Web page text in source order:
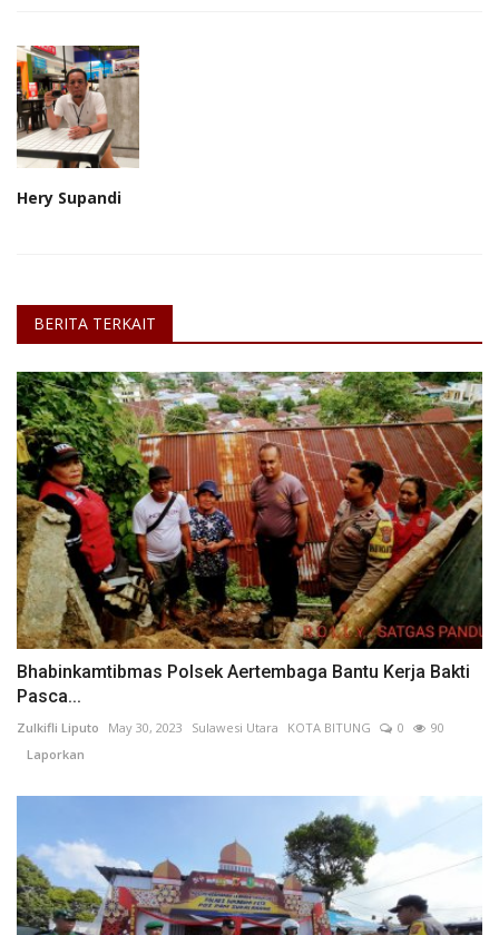
Hery Supandi
BERITA TERKAIT
Bhabinkamtibmas Polsek Aertembaga Bantu Kerja Bakti
Pasca...
Zulkifli Liputo May 30, 2023 Sulawesi Utara KOTA BITUNG 0
90
Laporkan